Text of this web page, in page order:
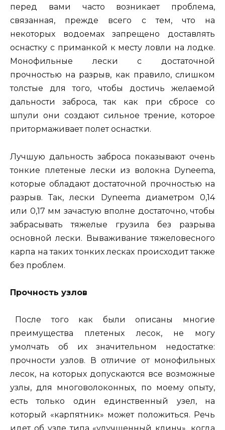
перед вами часто возникает проблема,
связанная, прежде всего с тем, что на
некоторых водоемах запрещено доставлять
оснастку с приманкой к месту ловли на лодке.
Монофильные лески с достаточной
прочностью на разрыв, как правило, слишком
толстые для того, чтобы достичь желаемой
дальности заброса, так как при сбросе со
шпули они создают сильное трение, которое
притормаживает полет оснастки.
Лучшую дальность заброса показывают очень
тонкие плетеные лески из волокна Dyneema,
которые обладают достаточной прочностью на
разрыв. Так, лески Dyneema диаметром 0,14
или 0,17 мм зачастую вполне достаточно, чтобы
забрасывать тяжелые грузила без разрыва
основной лески. Вываживание тяжеловесного
карпа на таких тонких лесках происходит также
без проблем.
Прочность узлов
После того как были описаны многие
преимущества плетеных лесок, не могу
умолчать об их значительном недостатке:
прочности узлов. В отличие от монофильных
лесок, на которых допускаются все возможные
узлы, для многоволоконных, по моему опыту,
есть только один единственный узел, на
который «карпятник» может положиться. Речь